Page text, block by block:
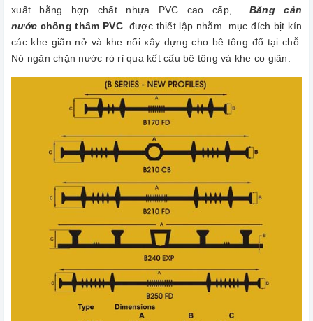
xuất bằng hợp chất nhựa PVC cao cấp, Băng cản
nước chống thấm PVCđược thiết lập nhằm mục đích bịt kín
các khe giãn nở và khe nối xây dựng cho bê tông đổ tại chỗ.
Nó ngăn chặn nước rò rỉ qua kết cấu bê tông và khe co giãn.